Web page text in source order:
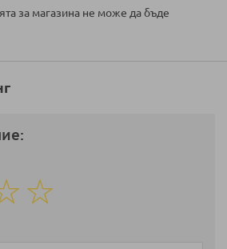
за магазина не може да бъде